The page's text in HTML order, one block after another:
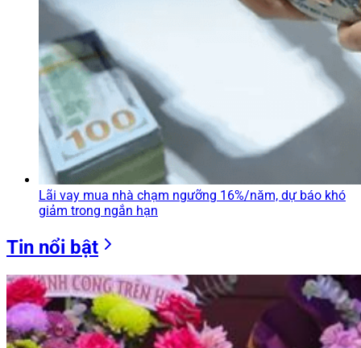
Lãi vay mua nhà chạm ngưỡng 16%/năm, dự báo khó
giảm trong ngắn hạn
Tin nổi bật